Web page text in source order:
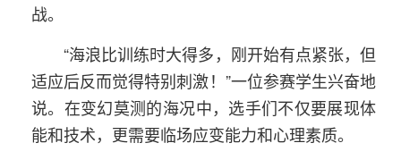
战。
“海浪比训练时大得多，刚开始有点紧张，但
适应后反而觉得特别刺激！”一位参赛学生兴奋地
说。在变幻莫测的海况中，选手们不仅要展现体
能和技术，更需要临场应变能力和心理素质。